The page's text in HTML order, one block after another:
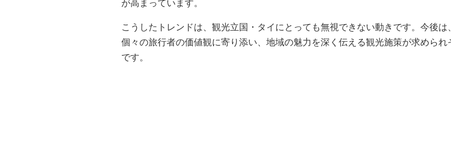
が高まっています。
こうしたトレンドは、観光立国・タイにとっても無視できない動きです。今後は
個々の旅行者の価値観に寄り添い、地域の魅力を深く伝える観光施策が求められ
です。